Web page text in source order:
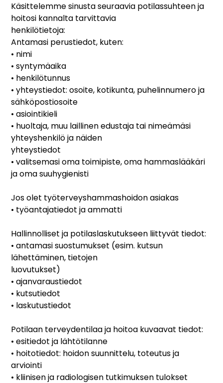
Käsittelemme sinusta seuraavia potilassuhteen ja
hoitosi kannalta tarvittavia
henkilötietoja:
Antamasi perustiedot, kuten:
• nimi
• syntymäaika
• henkilötunnus
• yhteystiedot: osoite, kotikunta, puhelinnumero ja
sähköpostiosoite
• asiointikieli
• huoltaja, muu laillinen edustaja tai nimeämäsi
yhteyshenkilö ja näiden
yhteystiedot
• valitsemasi oma toimipiste, oma hammaslääkäri
ja oma suuhygienisti
Jos olet työterveyshammashoidon asiakas
• työantajatiedot ja ammatti
Hallinnolliset ja potilaslaskutukseen liittyvät tiedot:
• antamasi suostumukset (esim. kutsun
lähettäminen, tietojen
luovutukset)
• ajanvaraustiedot
• kutsutiedot
• laskutustiedot
Potilaan terveydentilaa ja hoitoa kuvaavat tiedot:
• esitiedot ja lähtötilanne
• hoitotiedot: hoidon suunnittelu, toteutus ja
arviointi
• kliinisen ja radiologisen tutkimuksen tulokset